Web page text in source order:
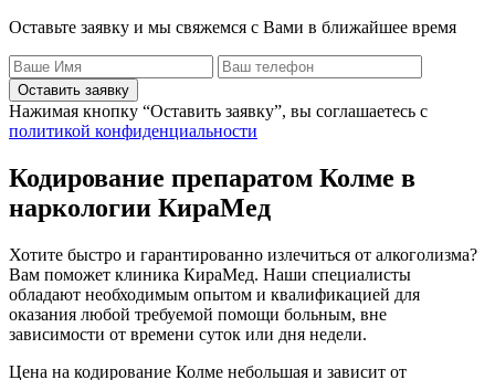
Оставьте заявку и мы свяжемся с Вами в ближайшее время
Оставить заявку
Нажимая кнопку “Оставить заявку”, вы соглашаетесь с
политикой конфиденциальности
Кодирование препаратом Колме в
наркологии КираМед
Хотите быстро и гарантированно излечиться от алкоголизма?
Вам поможет клиника КираМед. Наши специалисты
обладают необходимым опытом и квалификацией для
оказания любой требуемой помощи больным, вне
зависимости от времени суток или дня недели.
Цена на кодирование Колме небольшая и зависит от